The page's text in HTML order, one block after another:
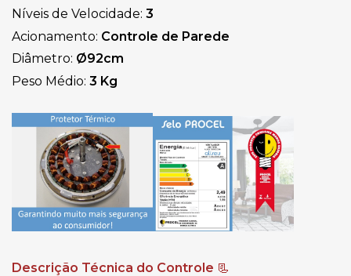
Níveis de Velocidade: 3
Acionamento: Controle de Parede
Diâmetro: Ø92cm
Peso Médio: 3 Kg
Descrição Técnica do Controle 📃